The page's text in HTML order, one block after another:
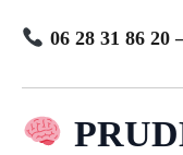
06 28 31 86 20